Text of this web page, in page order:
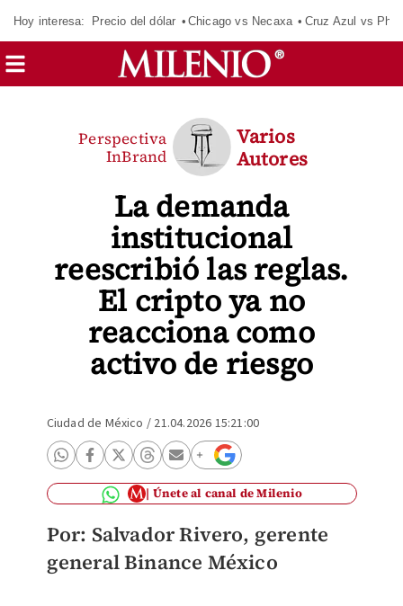
Hoy interesa: Precio del dólar Chicago vs Necaxa Cruz Azul vs
La demanda
institucional
reescribió las reglas.
El cripto ya no
reacciona como
activo de riesgo
Perspectiva
InBrand
Varios
Autores
Ciudad de México / 21.04.2026 15:21:00
Únete al canal de Milenio
Por: Salvador Rivero, gerente
general Binance México